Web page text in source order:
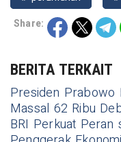
Share:
BERITA TERKAIT
Presiden Prabowo
Massal 62 Ribu
BRI Perkuat Peran